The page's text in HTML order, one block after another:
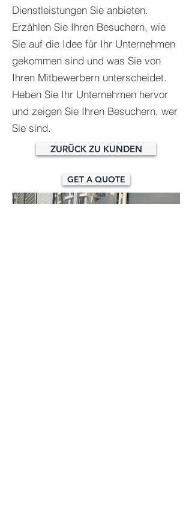
Dienstleistungen Sie anbieten.
Erzählen Sie Ihren Besuchern, wie
Sie auf die Idee für Ihr Unternehmen
gekommen sind und was Sie von
Ihren Mitbewerbern unterscheidet.
Heben Sie Ihr Unternehmen hervor
und zeigen Sie Ihren Besuchern, wer
Sie sind.
ZURÜCK ZU KUNDEN
GET A QUOTE